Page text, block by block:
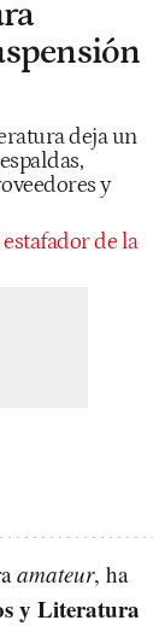
deja un
y
de la
amateur, ha
y Literatura